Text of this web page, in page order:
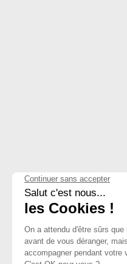
Éditions du
01 43 71 14 72